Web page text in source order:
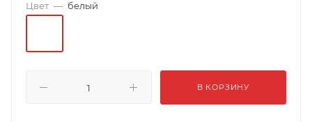
Цвет — белый
В КОРЗИНУ